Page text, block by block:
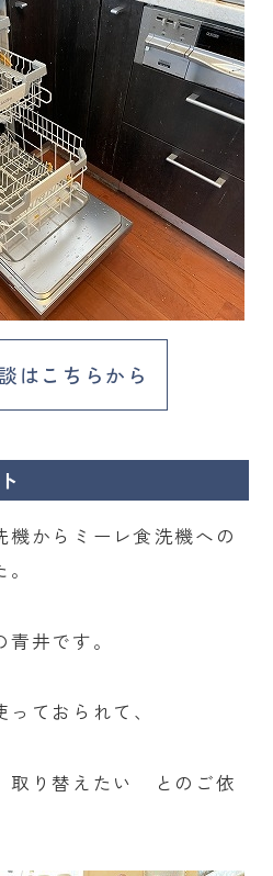
はこちらから
機からミーレ食洗機への
井です。
ておられて、
取り替えたい とのご依